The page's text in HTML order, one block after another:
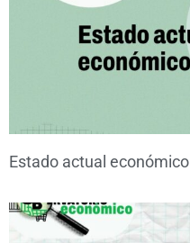
Estado actual económico